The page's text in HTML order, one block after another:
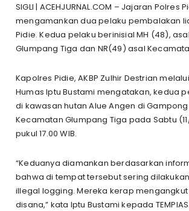
SIGLI | ACEHJURNAL.COM – Jajaran Polres
mengamankan dua pelaku pembalakan
Pidie. Kedua pelaku berinisial MH (48),
Glumpang Tiga dan NR(49) asal
Kapolres Pidie, AKBP Zulhir Destrian
Humas Iptu Bustami mengatakan, kedua
di kawasan hutan Alue Angen di
Kecamatan Glumpang Tiga pada Sabtu
pukul 17.00 WIB.
“Keduanya diamankan berdasarkan
bahwa di tempat tersebut sering
illegal logging. Mereka kerap
disana,” kata Iptu Bustami kepada